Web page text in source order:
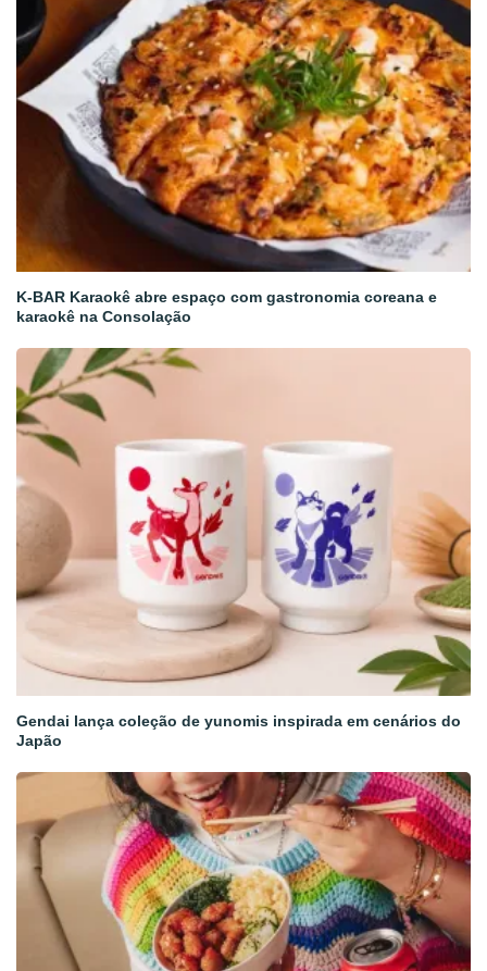
K-BAR Karaokê abre espaço com gastronomia coreana e
karaokê na Consolação
Gendai lança coleção de yunomis inspirada em cenários do
Japão